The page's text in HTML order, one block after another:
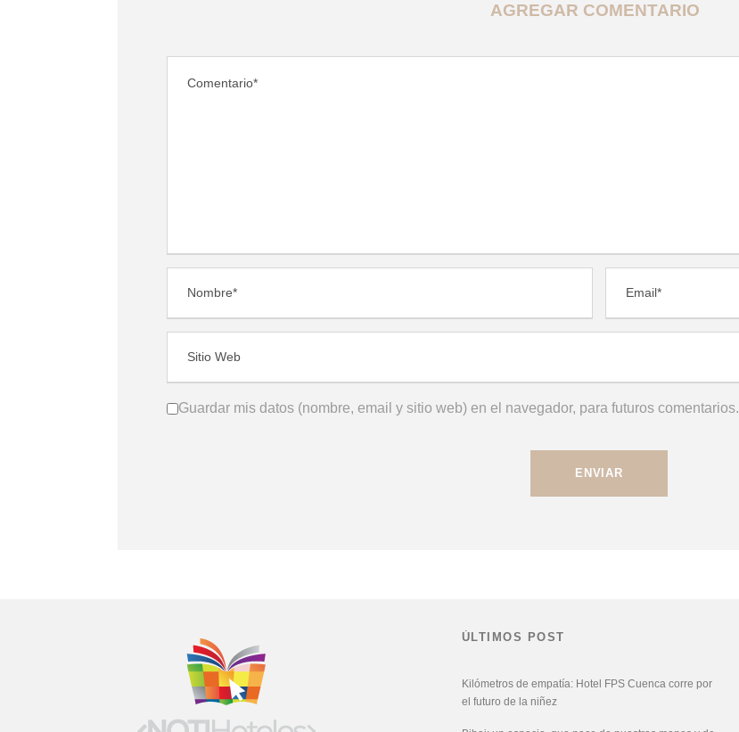
AGREGAR COMENTARIO
Guardar mis datos (nombre, email y sitio web) en el navegador, para futuros comentarios.
ÚLTIMOS POST
Kilómetros de empatía: Hotel FPS Cuenca corre por
el futuro de la niñez